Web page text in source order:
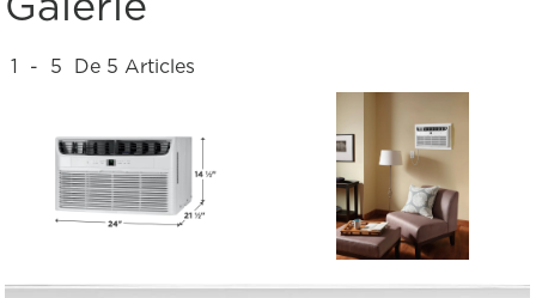
1 - 5 De 5 Articles